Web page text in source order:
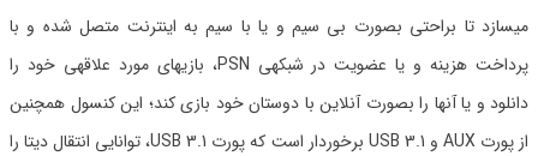
میسازد تا براحتی بصورت بی سیم و یا با سیم به اینترنت متصل شده و با
پرداخت هزینه و یا عضویت در شبکهی PSN، بازیهای مورد علاقهی خود را
دانلود و یا آنها را بصورت آنلاین با دوستان خود بازی کند؛ این کنسول همچنین
از پورت AUX و USB 3.1 برخوردار است که پورت USB 3.1، توانایی انتقال دیتا را